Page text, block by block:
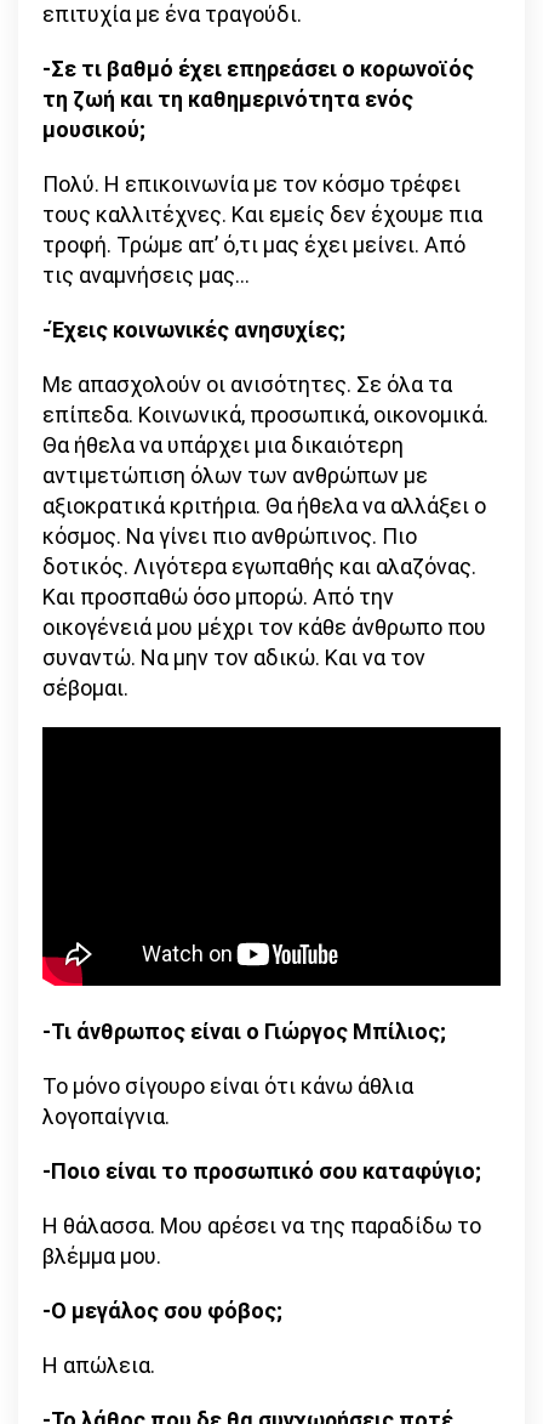
επιτυχία με ένα τραγούδι.
-Σε τι βαθμό έχει επηρεάσει ο κορωνοϊός
τη ζωή και τη καθημερινότητα ενός
μουσικού;
Πολύ. Η επικοινωνία με τον κόσμο τρέφει
τους καλλιτέχνες. Και εμείς δεν έχουμε πια
τροφή. Τρώμε απ’ ό,τι μας έχει μείνει. Από
τις αναμνήσεις μας…
-Έχεις κοινωνικές ανησυχίες;
Με απασχολούν οι ανισότητες. Σε όλα τα
επίπεδα. Κοινωνικά, προσωπικά, οικονομικά.
Θα ήθελα να υπάρχει μια δικαιότερη
αντιμετώπιση όλων των ανθρώπων με
αξιοκρατικά κριτήρια. Θα ήθελα να αλλάξει ο
κόσμος. Να γίνει πιο ανθρώπινος. Πιο
δοτικός. Λιγότερα εγωπαθής και αλαζόνας.
Και προσπαθώ όσο μπορώ. Από την
οικογένειά μου μέχρι τον κάθε άνθρωπο που
συναντώ. Να μην τον αδικώ. Και να τον
σέβομαι.
-Τι άνθρωπος είναι ο Γιώργος Μπίλιος;
Το μόνο σίγουρο είναι ότι κάνω άθλια
λογοπαίγνια.
-Ποιο είναι το προσωπικό σου καταφύγιο;
Η θάλασσα. Μου αρέσει να της παραδίδω το
βλέμμα μου.
-Ο μεγάλος σου φόβος;
Η απώλεια.